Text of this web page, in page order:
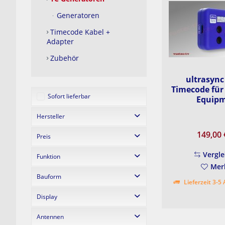
Generatoren
Timecode Kabel +
Adapter
Zubehör
Sofort lieferbar
Hersteller
Adrienne Electronics
Timecode Systems Ltd.
Preis
Funktion
Bluetooth Timecode Generator
Timecode Generator + Transceiver
Bauform
Micro Converter
Display
OLED
Antennen
ultrasync
Timecode
149,00
Lieferzeit 3-5